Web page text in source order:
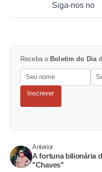
Siga-nos no
Receba o Boletim do Dia
Inscrever
Anterior
A fortuna bilionária
"Chaves"